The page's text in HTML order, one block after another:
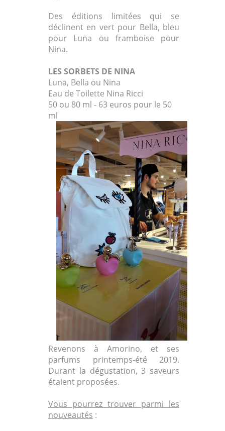
Des éditions limitées qui se
déclinent en vert pour Bella, bleu
pour Luna ou framboise pour
Nina.
LES SORBETS DE NINA
Luna, Bella ou Nina
Eau de Toilette Nina Ricci
50 ou 80 ml - 63 euros pour le 50
ml
Revenons à Amorino, et ses
parfums printemps-été 2019.
Durant la dégustation, 3 saveurs
étaient proposées.
Vous pourrez trouver parmi les
nouveautés :